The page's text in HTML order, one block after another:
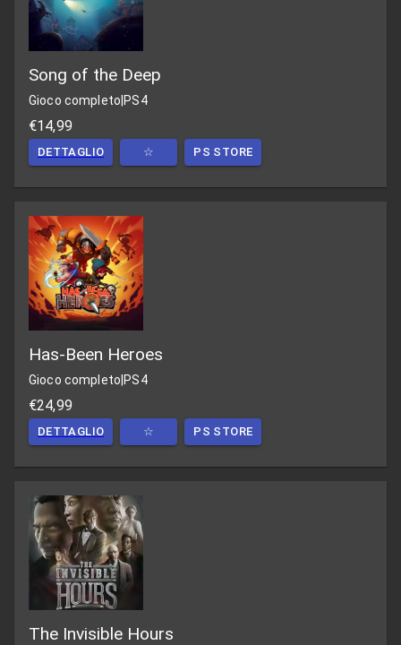
Song of the Deep
Gioco completo PS4
€14,99
DETTAGLIO ☆ PS STORE
Has-Been Heroes
Gioco completo PS4
€24,99
DETTAGLIO ☆ PS STORE
The Invisible Hours